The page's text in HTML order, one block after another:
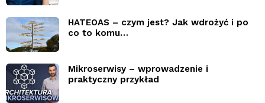
HATEOAS – czym jest? Jak wdrożyć i po
co to komu…
Mikroserwisy – wprowadzenie i
praktyczny przykład